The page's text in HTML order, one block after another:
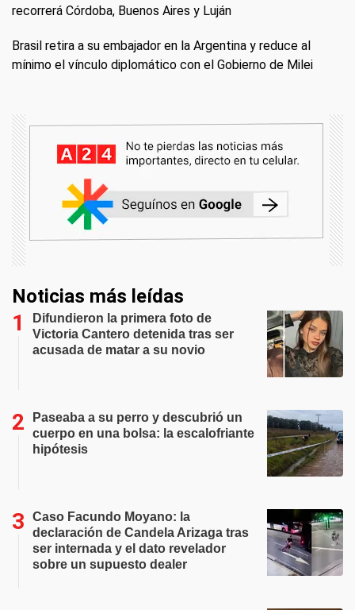
recorrerá Córdoba, Buenos Aires y Luján
Brasil retira a su embajador en la Argentina y reduce al
mínimo el vínculo diplomático con el Gobierno de Milei
Noticias más leídas
Difundieron la primera foto de
Victoria Cantero detenida tras ser
acusada de matar a su novio
Paseaba a su perro y descubrió un
cuerpo en una bolsa: la escalofriante
hipótesis
Caso Facundo Moyano: la
declaración de Candela Arizaga tras
ser internada y el dato revelador
sobre un supuesto dealer